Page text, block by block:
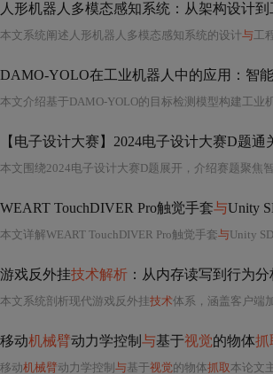
人形机器人多模态感知系统：从架构设计到
本文系统阐述人形机器人多模态感知系统的设计与工程
DAMO-YOLO在工业机器人中的应用：智
【电子设计大赛】2024电子设计大赛D题通
本文围绕2024电子设计大赛D题展开，介绍赛题聚焦
WEART TouchDIVER Pro触觉手套与Unity
本文详解WEART TouchDIVER Pro触觉手套与Unity SDK
游戏反外挂技术解析 ：从内存读写到行为
本文系统剖析现代游戏反外挂技术体系，涵盖客户端加固（代码混淆、反调试、驱
移动机械臂动力学控制 与基于视觉的物体抓
移动机械臂动力学控制 与基于视觉的物体抓取本论文